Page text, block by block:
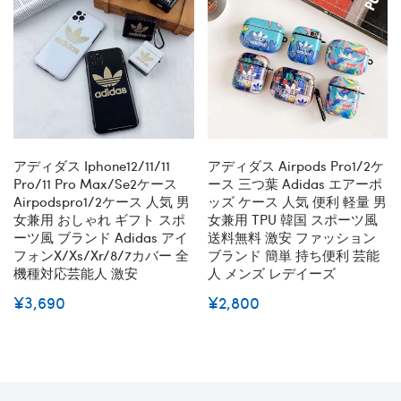
アディダス Iphone12/11/11
Pro/11 Pro Max/se2ケース
Airpodspro1/2ケース 人気 男
女兼用 おしゃれ ギフト スポ
ーツ風 ブランド Adidas アイ
フォンx/xs/xr/8/7カバー 全
機種対応芸能人 激安
¥3,690
アディダス Airpods Pro1/2ケ
ース 三つ葉 Adidas エアーポ
ッズ ケース 人気 便利 軽量 男
女兼用 TPU 韓国 スポーツ風
送料無料 激安 ファッション
ブランド 簡単 持ち便利 芸能
人 メンズ レデイーズ
¥2,800